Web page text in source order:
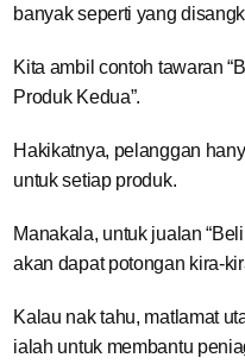
banyak seperti yang
Kita ambil contoh tawaran
Produk Kedua”.
Hakikatnya, pelanggan
untuk setiap produk.
Manakala, untuk jualan
akan dapat potongan kira-
Kalau nak tahu, matlamat
ialah untuk membantu